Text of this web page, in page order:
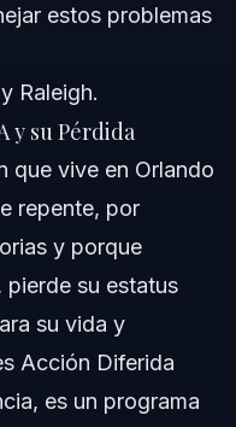
solicitud de DACA?
estos problemas
Raleigh.
y su Pérdida
que vive en Orlando
repente, por
y porque
su estatus
su vida y
Acción Diferida
es un programa